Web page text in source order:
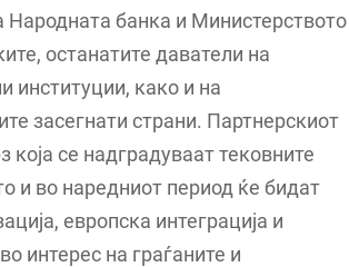
Народната банка и Министерството
останатите даватели на
институции, како и на
засегнати страни. Партнерскиот
која се надградуваат тековните
и во наредниот период ќе бидат
европска интеграција и
интерес на граѓаните и